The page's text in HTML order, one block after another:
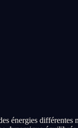
énergies